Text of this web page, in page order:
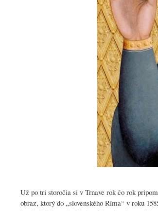
Už po tri storočia si v Trnave rok čo rok
obraz, ktorý do „slovenského Ríma“ v roku